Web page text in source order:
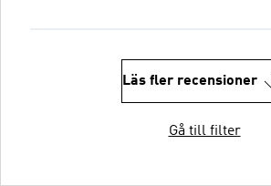
Läs fler recensioner
Gå till filter